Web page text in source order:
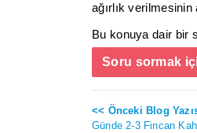
ağırlık verilmesinin
Bu konuya dair bir
Soru sormak
<< Önceki Blog
Günde 2-3 Fincan